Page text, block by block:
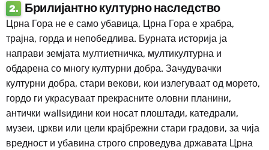
2.
Брилијантно културно наследство
Црна Гора не е само убавица, Црна Гора е храбра,
трајна, горда и непобедлива. Бурната историја ја
направи земјата мултиетничка, мултикултурна и
обдарена со многу културни добра. Зачудувачки
културни добра, стари векови, кои излегуваат од морето,
гордо ги украсуваат прекрасните оловни планини,
антички wallsидини кои носат плоштади, катедрали,
музеи, цркви или цели крајбрежни стари градови, за чија
вредност и убавина строго спроведува државата Црна